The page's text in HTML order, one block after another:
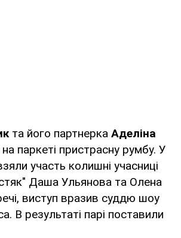
та його партнерка Аделіна
паркеті пристрасну румбу. У
участь колишні учасниці
Даша Ульянова та Олена
виступ вразив суддю шоу
В результаті парі поставили